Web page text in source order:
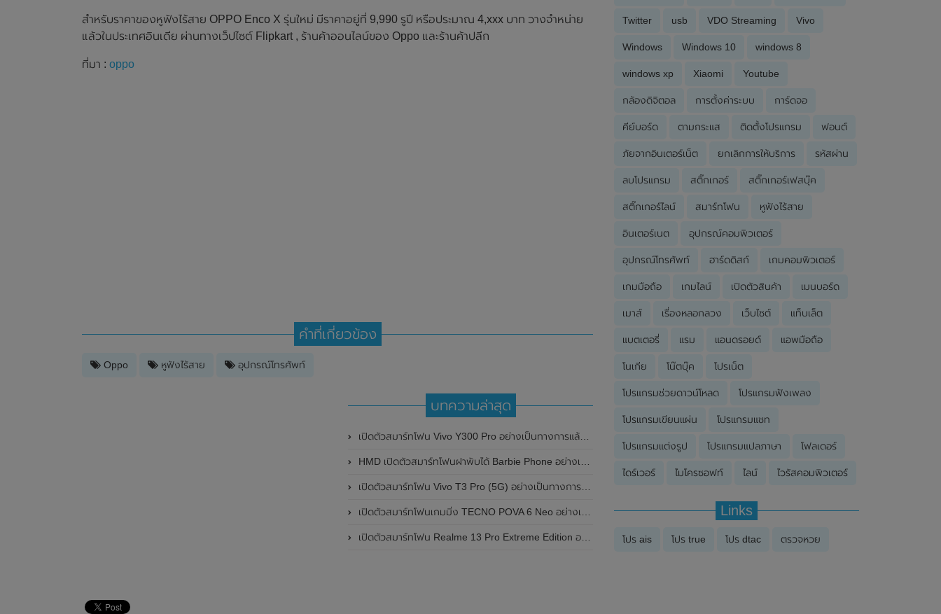
สำหรับราคาของหูฟังไร้สาย OPPO Enco X รุ่นใหม่ มีราคาอยู่ที่ 9,990 รูปี หรือประมาณ 4,xxx บาท วางจำหน่าย
แล้วในประเทศอินเดีย ผ่านทางเว็ปไซต์ Flipkart , ร้านค้าออนไลน์ของ Oppo และร้านค้าปลีก
ที่มา : oppo
คำที่เกี่ยวข้อง
Oppo หูฟังไร้สาย อุปกรณ์โทรศัพท์
บทความล่าสุด
เปิดตัวสมาร์ทโฟน Vivo Y300 Pro อย่างเป็นทางการแล้วในประเทศจีน มาพร้อมดีไซน์พรีเมี่ยม ทนทาน และแบตเตอรี่สุดอึดขนาดใหญ่ 6,500mAh พร้อมรองรับการชาร์จไว 80W
HMD เปิดตัวสมาร์ทโฟนฝาพับได้ Barbie Phone อย่างเป็นทางการแล้ว มาพร้อมธีมสีชมพูสดใส
เปิดตัวสมาร์ทโฟน Vivo T3 Pro (5G) อย่างเป็นทางการแล้วในประเทศอินเดีย
เปิดตัวสมาร์ทโฟนเกมมิ่ง TECNO POVA 6 Neo อย่างเป็นทางการแล้วในประเทศไทย ในราคา 8,499 บาท
เปิดตัวสมาร์ทโฟน Realme 13 Pro Extreme Edition อย่างเป็นทางการแล้วในประเทศจีน
Twitter usb VDO Streaming Vivo
Windows Windows 10 windows 8
windows xp Xiaomi Youtube
กล้องดิจิตอล การตั้งค่าระบบ การ์ดจอ
คีย์บอร์ด ตามกระแส ติดตั้งโปรแกรม ฟอนต์
ภัยจากอินเตอร์เน็ต ยกเลิกการให้บริการ รหัสผ่าน
ลบโปรแกรม สติ๊กเกอร์ สติ๊กเกอร์เฟสบุ๊ค
สติ๊กเกอร์ไลน์ สมาร์ทโฟน หูฟังไร้สาย
อินเตอร์เนต อุปกรณ์คอมพิวเตอร์
อุปกรณ์โทรศัพท์ ฮาร์ดดิสก์ เกมคอมพิวเตอร์
เกมมือถือ เกมไลน์ เปิดตัวสินค้า เมนบอร์ด
เมาส์ เรื่องหลอกลวง เว็บไซต์ แท็บเล็ต
แบตเตอรี่ แรม แอนดรอยด์ แอพมือถือ
โนเกีย โน๊ตบุ๊ค โปรเน็ต
โปรแกรมช่วยดาวน์โหลด โปรแกรมฟังเพลง
โปรแกรมเขียนแผ่น โปรแกรมแชท
โปรแกรมแต่งรูป โปรแกรมแปลภาษา โฟลเดอร์
ไดร์เวอร์ ไมโครซอฟท์ ไลน์ ไวรัสคอมพิวเตอร์
Links
โปร ais โปร true โปร dtac ตรวจหวย